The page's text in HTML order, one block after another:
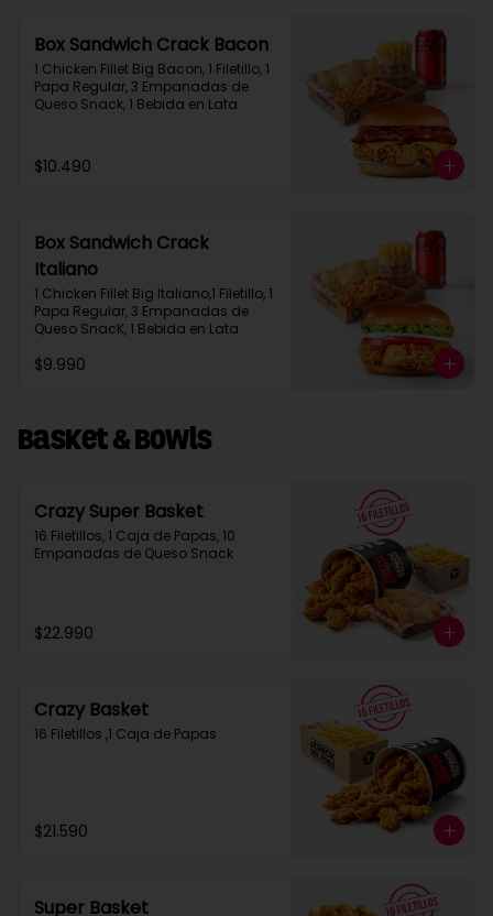
Box Sandwich Crack Bacon
1 Chicken Fillet Big Bacon, 1 Filetillo, 1
Papa Regular, 3 Empanadas de
Queso Snack, 1 Bebida en Lata
$10.490
Box Sandwich Crack
Italiano
1 Chicken Fillet Big Italiano,1 Filetillo, 1
Papa Regular, 3 Empanadas de
Queso SnacK, 1 Bebida en Lata
$9.990
Basket & Bowls
Crazy Super Basket
16 Filetillos, 1 Caja de Papas, 10
Empanadas de Queso Snack
$22.990
Crazy Basket
16 Filetillos ,1 Caja de Papas
$21.590
Super Basket